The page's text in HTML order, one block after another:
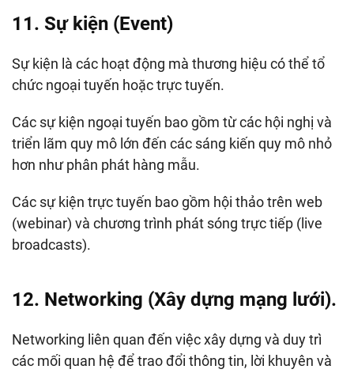
11. Sự kiện (Event)
Sự kiện là các hoạt động mà thương hiệu có thể tổ
chức ngoại tuyến hoặc trực tuyến.
Các sự kiện ngoại tuyến bao gồm từ các hội nghị và
triển lãm quy mô lớn đến các sáng kiến quy mô nhỏ
hơn như phân phát hàng mẫu.
Các sự kiện trực tuyến bao gồm hội thảo trên web
(webinar) và chương trình phát sóng trực tiếp (live
broadcasts).
12. Networking (Xây dựng mạng lưới).
Networking liên quan đến việc xây dựng và duy trì
các mối quan hệ để trao đổi thông tin, lời khuyên và